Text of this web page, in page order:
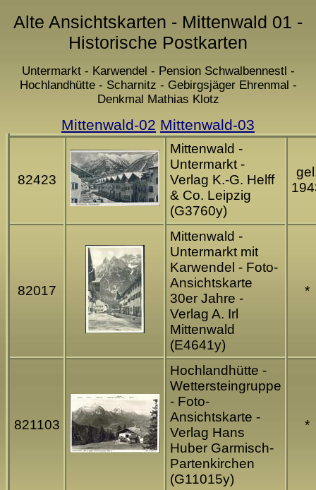
Alte Ansichtskarten - Mittenwald 01 -
Historische Postkarten
Untermarkt - Karwendel - Pension Schwalbennestl -
Hochlandhütte - Scharnitz - Gebirgsjäger Ehrenmal -
Denkmal Mathias Klotz
Mittenwald-02 Mittenwald-03
82423
Mittenwald -
Untermarkt -
Verlag K.-G. Helff
& Co. Leipzig
(G3760y)
82017
Mittenwald -
Untermarkt mit
Karwendel - Foto-
Ansichtskarte
30er Jahre -
Verlag A. Irl
Mittenwald
(E4641y)
*
821103
Hochlandhütte -
Wettersteingruppe
- Foto-
Ansichtskarte -
Verlag Hans
Huber Garmisch-
Partenkirchen
(G11015y)
*